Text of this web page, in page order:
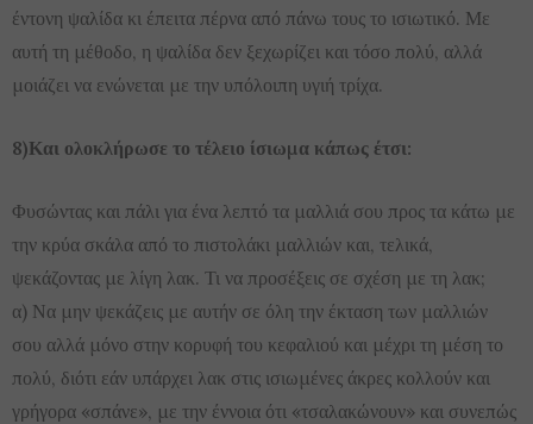
έντονη ψαλίδα κι έπειτα πέρνα από πάνω τους το ισιωτικό. Με
αυτή τη μέθοδο, η ψαλίδα δεν ξεχωρίζει και τόσο πολύ, αλλά
μοιάζει να ενώνεται με την υπόλοιπη υγιή τρίχα.
8)Και ολοκλήρωσε το τέλειο ίσιωμα κάπως έτσι:
Φυσώντας και πάλι για ένα λεπτό τα μαλλιά σου προς τα κάτω με
την κρύα σκάλα από το πιστολάκι μαλλιών και, τελικά,
ψεκάζοντας με λίγη λακ. Τι να προσέξεις σε σχέση με τη λακ;
α) Να μην ψεκάζεις με αυτήν σε όλη την έκταση των μαλλιών
σου αλλά μόνο στην κορυφή του κεφαλιού και μέχρι τη μέση το
πολύ, διότι εάν υπάρχει λακ στις ισιωμένες άκρες κολλούν και
γρήγορα «σπάνε», με την έννοια ότι «τσαλακώνουν» και συνεπώς